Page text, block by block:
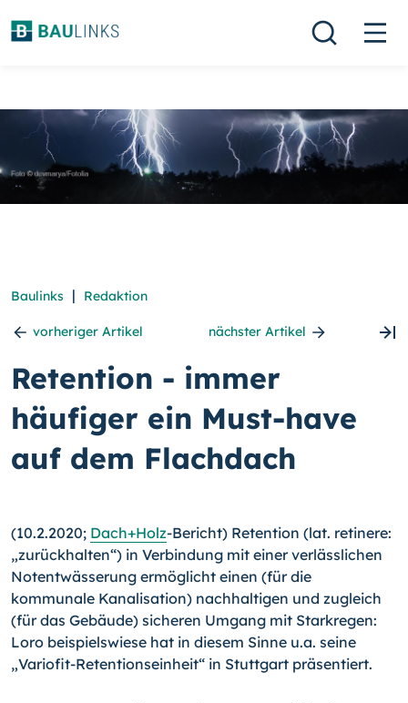
Baulinks | Redaktion
vorheriger Artikel nächster Artikel
Retention - immer
häufiger ein Must-have
auf dem Flachdach
(10.2.2020; Dach+Holz-Bericht) Retention (lat. retinere:
„zurückhalten“) in Verbindung mit einer verlässlichen
Notentwässerung ermöglicht einen (für die
kommunale Kanalisation) nachhaltigen und zugleich
(für das Gebäude) sicheren Umgang mit Starkregen:
Loro beispielswiese hat in diesem Sinne u.a. seine
„Variofit-Retentionseinheit“ in Stuttgart präsentiert.